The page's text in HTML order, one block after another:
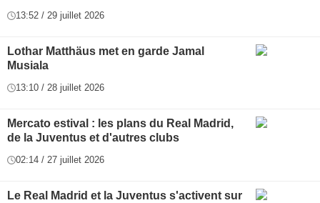
13:52 / 29 juillet 2026
Lothar Matthäus met en garde Jamal
Musiala
13:10 / 28 juillet 2026
Mercato estival : les plans du Real Madrid,
de la Juventus et d'autres clubs
02:14 / 27 juillet 2026
Le Real Madrid et la Juventus s'activent sur